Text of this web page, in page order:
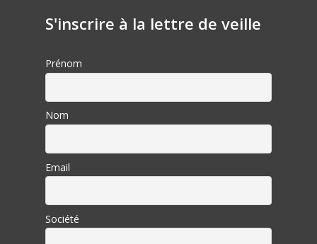
S'inscrire à la lettre de veille
Prénom
Nom
Email
Société